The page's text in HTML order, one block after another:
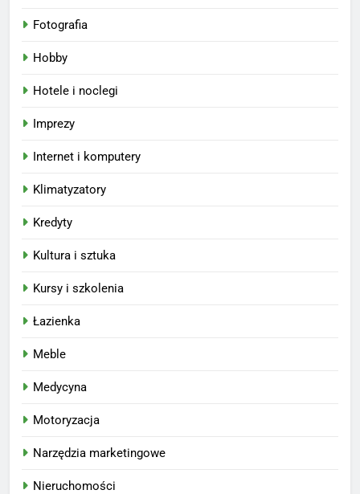
Fotografia
Hobby
Hotele i noclegi
Imprezy
Internet i komputery
Klimatyzatory
Kredyty
Kultura i sztuka
Kursy i szkolenia
Łazienka
Meble
Medycyna
Motoryzacja
Narzędzia marketingowe
Nieruchomości